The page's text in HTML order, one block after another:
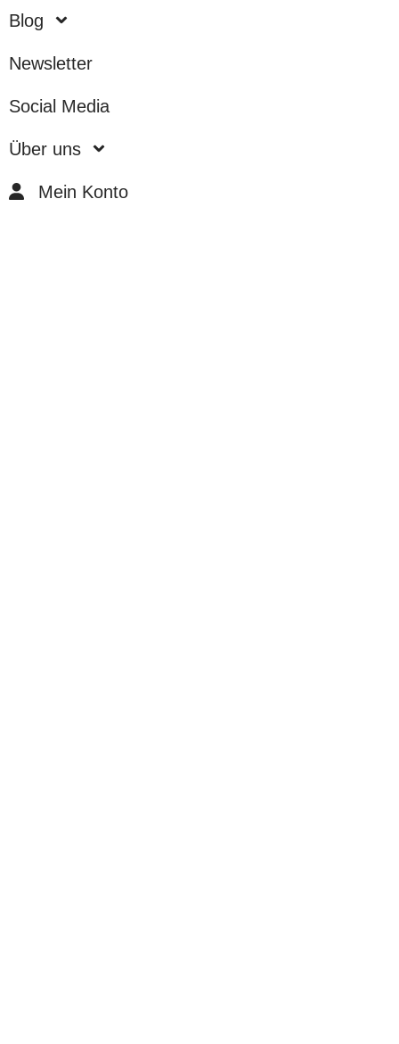
Blog
News­let­ter
Social Media
Über uns
Mein Konto